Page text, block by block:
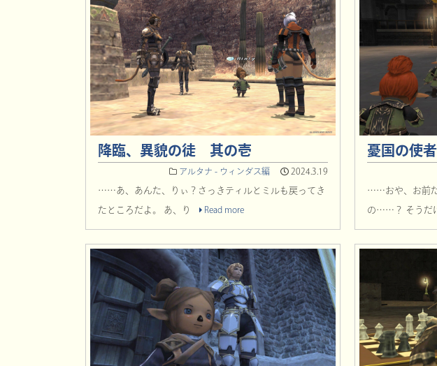
降臨、異貌の徒 其の壱
アルタナ - ウィンダス編 2024.3.19
……あ、あんた、りぃ？さっきティルとミルも戻ってき
たところだよ。 あ、り Read more
憂国の使
……おや、お前
の……？ そうだ